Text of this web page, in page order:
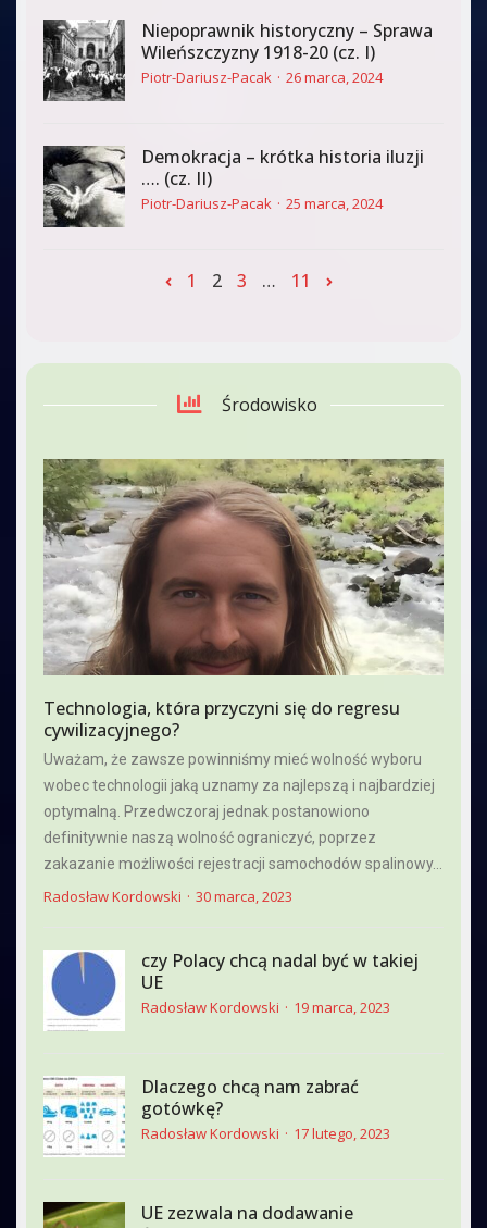
Niepoprawnik historyczny – Sprawa
Wileńszczyzny 1918-20 (cz. I)
Piotr-Dariusz-Pacak 26 marca, 2024
Demokracja – krótka historia iluzji
…. (cz. II)
Piotr-Dariusz-Pacak 25 marca, 2024
1 2 3 … 11
Środowisko
Technologia, która przyczyni się do regresu
cywilizacyjnego?
Uważam, że zawsze powinniśmy mieć wolność wyboru
wobec technologii jaką uznamy za najlepszą i najbardziej
optymalną. Przedwczoraj jednak postanowiono
definitywnie naszą wolność ograniczyć, poprzez
zakazanie możliwości rejestracji samochodów spalinowy...
Radosław Kordowski 30 marca, 2023
czy Polacy chcą nadal być w takiej
UE
Radosław Kordowski 19 marca, 2023
Dlaczego chcą nam zabrać
gotówkę?
Radosław Kordowski 17 lutego, 2023
UE zezwala na dodawanie